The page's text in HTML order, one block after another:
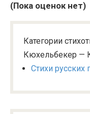
(Пока оценок нет)
Категории
Кюхельбекер —
Стихи русских